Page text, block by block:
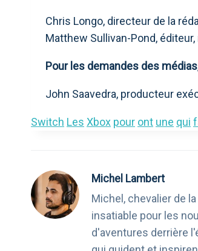
Chris Longo, directeur de la
Matthew Sullivan-Pond, éditeur,
Pour les demandes des
John Saavedra, producteur
Switch Les Xbox pour ont une qui
Michel Lambert
Michel, chevalier de
insatiable pour les
d'aventures derrière